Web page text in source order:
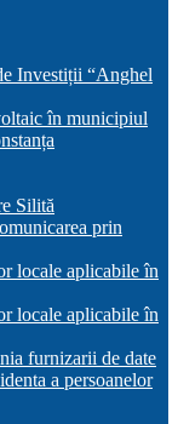
Investiții “Anghel
în municipiul
Silită
prin
locale aplicabile în
locale aplicabile în
furnizarii de date
a persoanelor